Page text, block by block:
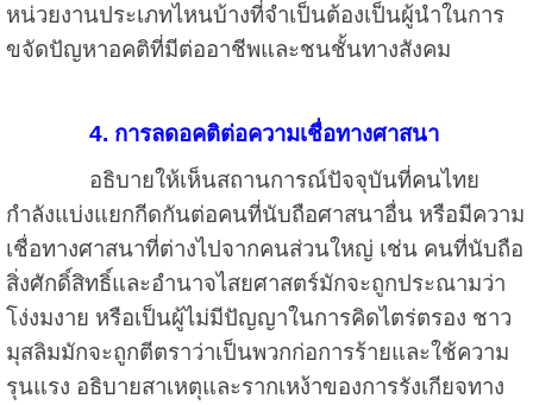
หน่วยงานประเภทไหนบ้างที่จำเป็นต้องเป็นผู้นำในการ
ขจัดปัญหาอคติที่มีต่ออาชีพและชนชั้นทางสังคม
4. การลดอคติต่อความเชื่อทางศาสนา
อธิบายให้เห็นสถานการณ์ปัจจุบันที่คนไทย
กำลังแบ่งแยกกีดกันต่อคนที่นับถือศาสนาอื่น หรือมีความ
เชื่อทางศาสนาที่ต่างไปจากคนส่วนใหญ่ เช่น คนที่นับถือ
สิ่งศักดิ์สิทธิ์และอำนาจไสยศาสตร์มักจะถูกประณามว่า
โง่งมงาย หรือเป็นผู้ไม่มีปัญญาในการคิดไตร่ตรอง ชาว
มุสลิมมักจะถูกตีตราว่าเป็นพวกก่อการร้ายและใช้ความ
รุนแรง อธิบายสาเหตุและรากเหง้าของการรังเกียจทาง